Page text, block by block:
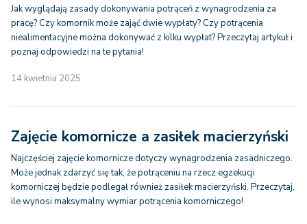
Jak wyglądają zasady dokonywania potrąceń z wynagrodzenia za
pracę? Czy komornik może zająć dwie wypłaty? Czy potrącenia
niealimentacyjne można dokonywać z kilku wypłat? Przeczytaj artykuł i
poznaj odpowiedzi na te pytania!
14 kwietnia 2025
Zajęcie komornicze a zasiłek macierzyński
Najczęściej zajęcie komornicze dotyczy wynagrodzenia zasadniczego.
Może jednak zdarzyć się tak, że potrąceniu na rzecz egzekucji
komorniczej będzie podlegał również zasiłek macierzyński. Przeczytaj,
ile wynosi maksymalny wymiar potrącenia komorniczego!